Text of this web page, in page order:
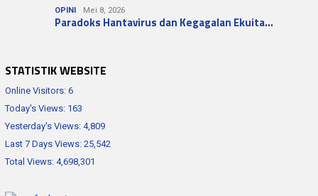
OPINI Mei 8, 2026
Paradoks Hantavirus dan Kegagalan Ekuita…
STATISTIK WEBSITE
Online Visitors: 6
Today's Views: 163
Yesterday's Views: 4,809
Last 7 Days Views: 25,542
Total Views: 4,698,301